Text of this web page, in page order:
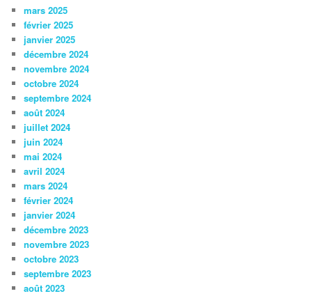
mars 2025
février 2025
janvier 2025
décembre 2024
novembre 2024
octobre 2024
septembre 2024
août 2024
juillet 2024
juin 2024
mai 2024
avril 2024
mars 2024
février 2024
janvier 2024
décembre 2023
novembre 2023
octobre 2023
septembre 2023
août 2023